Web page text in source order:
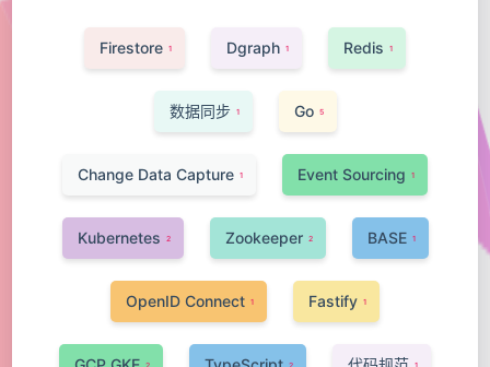
Firestore 1 Dgraph 1 Redis 1
数据同步 1 Go 5
Change Data Capture 1 Event Sourcing 1
Kubernetes 2 Zookeeper 2 BASE 1
OpenID Connect 1 Fastify 1